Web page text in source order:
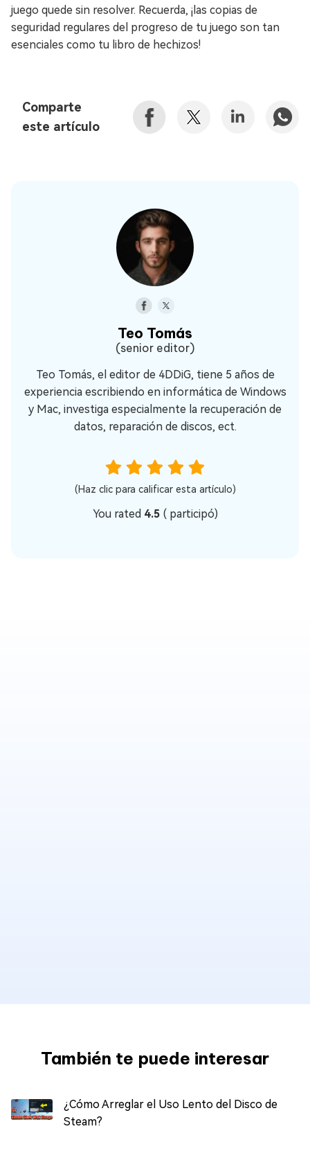
juego quede sin resolver. Recuerda, ¡las copias de
seguridad regulares del progreso de tu juego son tan
esenciales como tu libro de hechizos!
Comparte
este artículo
Teo Tomás
(senior editor)
Teo Tomás, el editor de 4DDiG, tiene 5 años de
experiencia escribiendo en informática de Windows
y Mac, investiga especialmente la recuperación de
datos, reparación de discos, ect.
(Haz clic para calificar esta artículo)
You rated 4.5 (participó)
También te puede interesar
¿Cómo Arreglar el Uso Lento del Disco de
Steam?